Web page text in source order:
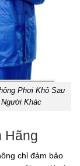
Phơi Khô Sau
Khác
Hãng
chỉ đảm bảo